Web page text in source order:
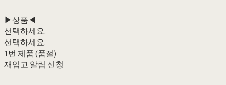
▶상품◀
선택하세요.
선택하세요.
1번 제품 (품절)
재입고 알림 신청